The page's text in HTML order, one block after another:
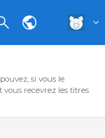
si vous le
recevrez les titres